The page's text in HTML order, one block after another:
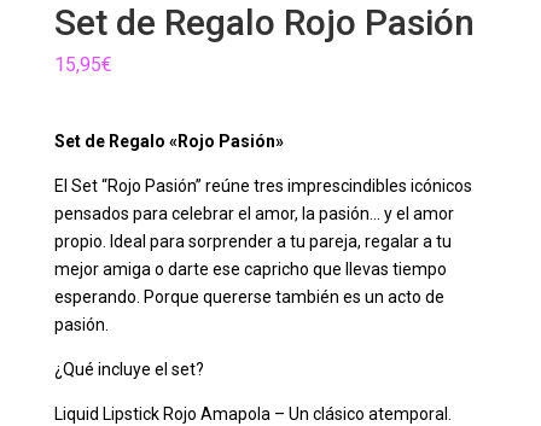
Set de Regalo Rojo Pasión
15,95€
Set de Regalo «Rojo Pasión»
El Set “Rojo Pasión” reúne tres imprescindibles icónicos
pensados para celebrar el amor, la pasión… y el amor
propio. Ideal para sorprender a tu pareja, regalar a tu
mejor amiga o darte ese capricho que llevas tiempo
esperando. Porque quererse también es un acto de
pasión.
¿Qué incluye el set?
Liquid Lipstick Rojo Amapola – Un clásico atemporal.